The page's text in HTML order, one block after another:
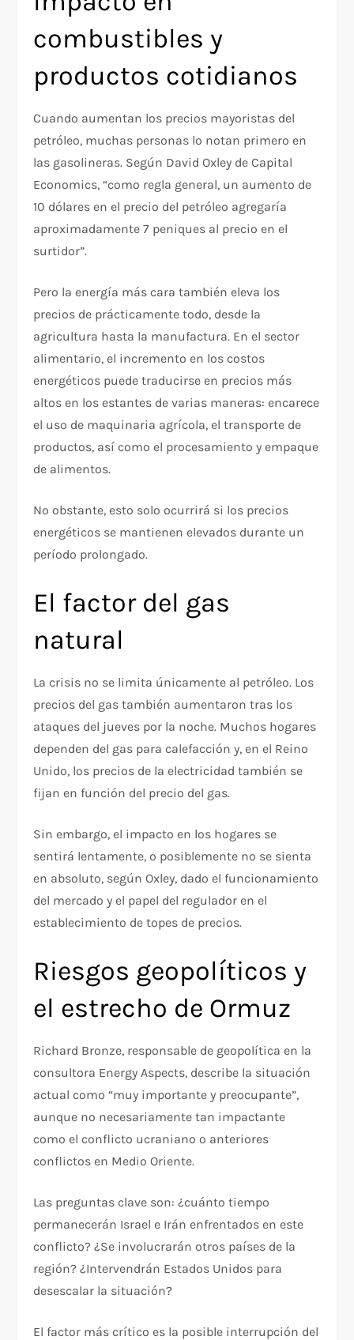
combustibles y
productos cotidianos
Cuando aumentan los precios mayoristas del
petróleo, muchas personas lo notan primero en
las gasolineras. Según David Oxley de Capital
Economics, “como regla general, un aumento de
10 dólares en el precio del petróleo agregaría
aproximadamente 7 peniques al precio en el
surtidor”.
Pero la energía más cara también eleva los
precios de prácticamente todo, desde la
agricultura hasta la manufactura. En el sector
alimentario, el incremento en los costos
energéticos puede traducirse en precios más
altos en los estantes de varias maneras: encarece
el uso de maquinaria agrícola, el transporte de
productos, así como el procesamiento y empaque
de alimentos.
No obstante, esto solo ocurrirá si los precios
energéticos se mantienen elevados durante un
período prolongado.
El factor del gas
natural
La crisis no se limita únicamente al petróleo. Los
precios del gas también aumentaron tras los
ataques del jueves por la noche. Muchos hogares
dependen del gas para calefacción y, en el Reino
Unido, los precios de la electricidad también se
fijan en función del precio del gas.
Sin embargo, el impacto en los hogares se
sentirá lentamente, o posiblemente no se sienta
en absoluto, según Oxley, dado el funcionamiento
del mercado y el papel del regulador en el
establecimiento de topes de precios.
Riesgos geopolíticos y
el estrecho de Ormuz
Richard Bronze, responsable de geopolítica en la
consultora Energy Aspects, describe la situación
actual como “muy importante y preocupante”,
aunque no necesariamente tan impactante
como el conflicto ucraniano o anteriores
conflictos en Medio Oriente.
Las preguntas clave son: ¿cuánto tiempo
permanecerán Israel e Irán enfrentados en este
conflicto? ¿Se involucrarán otros países de la
región? ¿Intervendrán Estados Unidos para
desescalar la situación?
El factor más crítico es la posible interrupción del